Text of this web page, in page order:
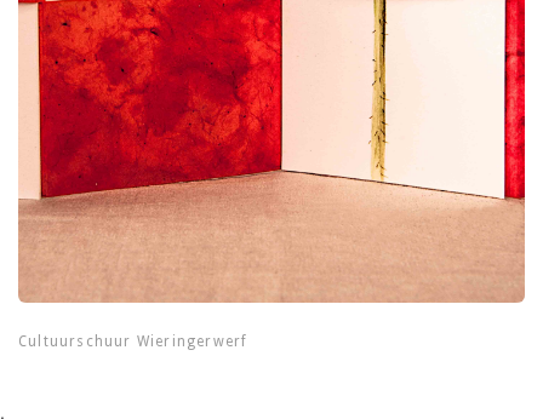
Cultuurschuur Wieringerwerf
.